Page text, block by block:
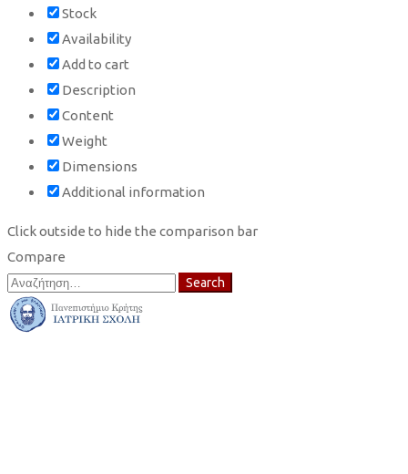
Stock
Availability
Add to cart
Description
Content
Weight
Dimensions
Additional information
Click outside to hide the comparison bar
Compare
Search
for:
Search